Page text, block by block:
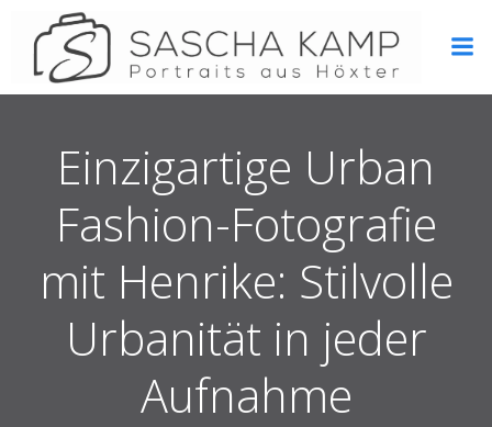
Inhalt
springen
Einzigartige Urban
Fashion-Fotografie
mit Henrike: Stilvolle
Urbanität in jeder
Aufnahme